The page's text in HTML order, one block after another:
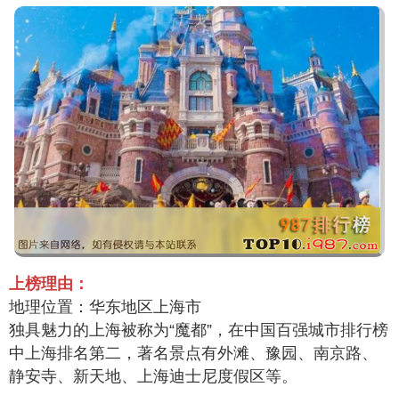
上榜理由：
地理位置：华东地区上海市
独具魅力的上海被称为“魔都”，在中国百强城市排行榜
中上海排名第二，著名景点有外滩、豫园、南京路、
静安寺、新天地、上海迪士尼度假区等。